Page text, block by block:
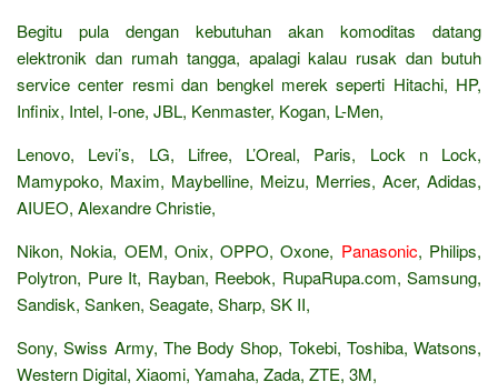
Begitu pula dengan kebutuhan akan komoditas datang
elektronik dan rumah tangga, apalagi kalau rusak dan butuh
service center resmi dan bengkel merek seperti Hitachi, HP,
Infinix, Intel, I-one, JBL, Kenmaster, Kogan, L-Men,
Lenovo, Levi’s, LG, Lifree, L’Oreal, Paris, Lock n Lock,
Mamypoko, Maxim, Maybelline, Meizu, Merries, Acer, Adidas,
AIUEO, Alexandre Christie,
Nikon, Nokia, OEM, Onix, OPPO, Oxone, Panasonic, Philips,
Polytron, Pure It, Rayban, Reebok, RupaRupa.com, Samsung,
Sandisk, Sanken, Seagate, Sharp, SK II,
Sony, Swiss Army, The Body Shop, Tokebi, Toshiba, Watsons,
Western Digital, Xiaomi, Yamaha, Zada, ZTE, 3M,